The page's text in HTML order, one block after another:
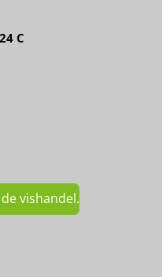
C
vishandel.